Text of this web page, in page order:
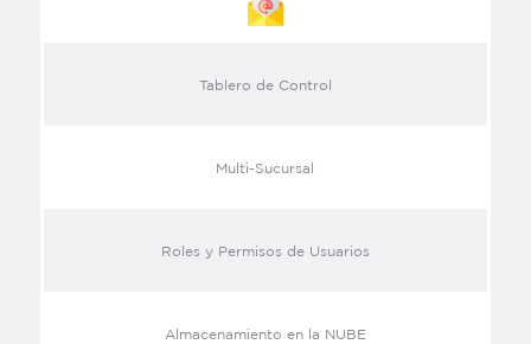
Tablero de Control
Multi-Sucursal
Roles y Permisos de Usuarios
Almacenamiento en la NUBE